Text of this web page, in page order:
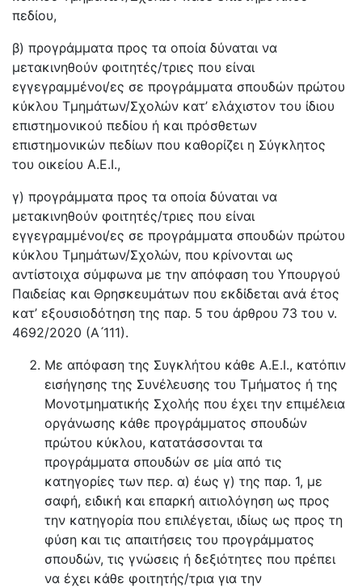
πεδίου,
β) προγράμματα προς τα οποία δύναται να
μετακινηθούν φοιτητές/τριες που είναι
εγγεγραμμένοι/ες σε προγράμματα σπουδών πρώτου
κύκλου Τμημάτων/Σχολών κατ’ ελάχιστον του ίδιου
επιστημονικού πεδίου ή και πρόσθετων
επιστημονικών πεδίων που καθορίζει η Σύγκλητος
του οικείου Α.Ε.Ι.,
γ) προγράμματα προς τα οποία δύναται να
μετακινηθούν φοιτητές/τριες που είναι
εγγεγραμμένοι/ες σε προγράμματα σπουδών πρώτου
κύκλου Τμημάτων/Σχολών, που κρίνονται ως
αντίστοιχα σύμφωνα με την απόφαση του Υπουργού
Παιδείας και Θρησκευμάτων που εκδίδεται ανά έτος
κατ’ εξουσιοδότηση της παρ. 5 του άρθρου 73 του ν.
4692/2020 (Α ́111).
Με απόφαση της Συγκλήτου κάθε Α.Ε.Ι., κατόπιν
εισήγησης της Συνέλευσης του Τμήματος ή της
Μονοτμηματικής Σχολής που έχει την επιμέλεια
οργάνωσης κάθε προγράμματος σπουδών
πρώτου κύκλου, κατατάσσονται τα
προγράμματα σπουδών σε μία από τις
κατηγορίες των περ. α) έως γ) της παρ. 1, με
σαφή, ειδική και επαρκή αιτιολόγηση ως προς
την κατηγορία που επιλέγεται, ιδίως ως προς τη
φύση και τις απαιτήσεις του προγράμματος
σπουδών, τις γνώσεις ή δεξιότητες που πρέπει
να έχει κάθε φοιτητής/τρια για την